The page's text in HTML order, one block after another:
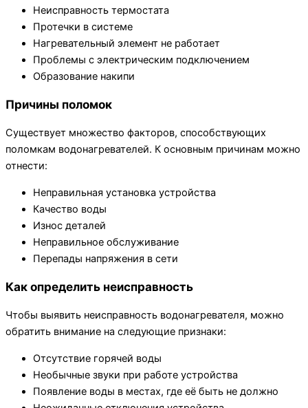
Неисправность термостата
Протечки в системе
Нагревательный элемент не работает
Проблемы с электрическим подключением
Образование накипи
Причины поломок
Существует множество факторов, способствующих
поломкам водонагревателей. К основным причинам можно
отнести:
Неправильная установка устройства
Качество воды
Износ деталей
Неправильное обслуживание
Перепады напряжения в сети
Как определить неисправность
Чтобы выявить неисправность водонагревателя, можно
обратить внимание на следующие признаки:
Отсутствие горячей воды
Необычные звуки при работе устройства
Появление воды в местах, где её быть не должно